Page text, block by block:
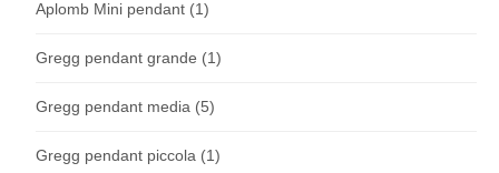
Aplomb Mini pendant (1)
Gregg pendant grande (1)
Gregg pendant media (5)
Gregg pendant piccola (1)